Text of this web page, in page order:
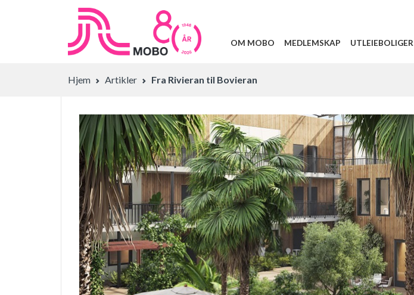
OM MOBO MEDLEMSKAP UTLEIEBOLIGER
Hjem Artikler Fra Rivieran til Bovieran